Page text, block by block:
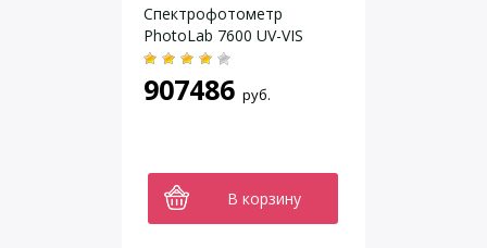
Спектрофотометр
PhotoLab 7600 UV-VIS
907486 руб.
В корзину